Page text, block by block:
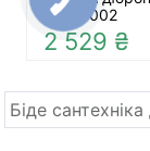
K98-0002
2 529 ₴
Біде